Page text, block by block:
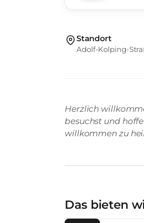
Standort
Adolf-Kolping-
Herzlich
besuchst und
willkommen zu
Das bieten